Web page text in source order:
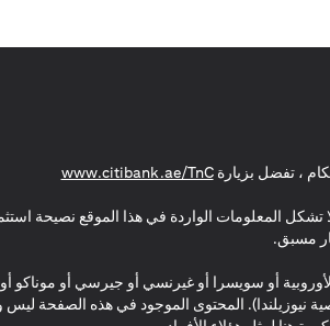
، تفضل بزيارةwww.citibank.ae/TnC
(opens in a new tab)
المعلومات الواردة في هذا الموقع نصيحة
مسبق.
أو سويسرا أو غيرنسي أو جيرسي أو موناكو
نيوزيلندا). المحتوى الموجود في هذه الصفحة